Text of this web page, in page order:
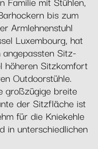
bis zum
Armlehnenstuhl
Luxembourg, hat
Sitz-
höheren Sitzkomfort
Outdoorstühle.
großzügige breite
der Sitzfläche ist
für die Kniekehle
in unterschiedlichen